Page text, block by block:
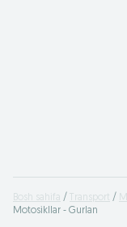
Bosh sahifa Transport
Motosikllar - Gurlan